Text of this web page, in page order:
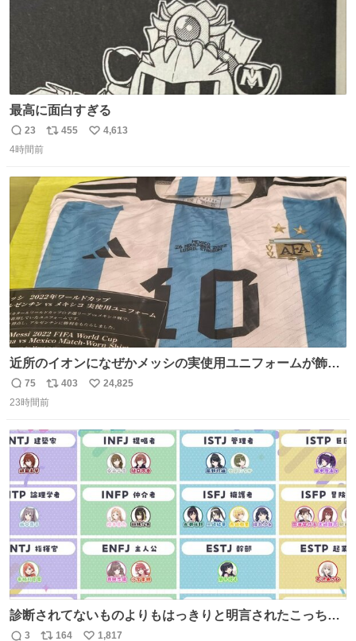
最高に面白すぎる
返
信
23
リ
ト
数
455
い
数
4,613
4時間前
近所のイオンになぜかメッシの実使用ユニフォームが飾っ
てあっておもろい
返
信
75
リ
ポ
ト
403
い
24,825
23時間前
診断されてないものよりもはっきりと明言されたこっちで
話しませんかというお気持ち
3 164 1,817